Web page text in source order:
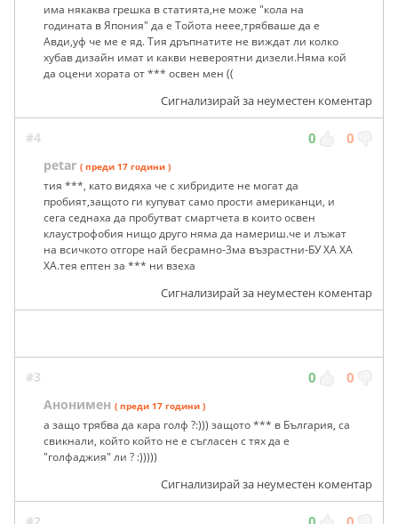
има някаква грешка в статията,не може "кола на
годината в Япония" да е Тойота неее,трябваше да е
Авди,уф че ме е яд. Тия дръпнатите не виждат ли колко
хубав дизайн имат и какви невероятни дизели.Няма кой
да оцени хората от *** освен мен ((
Сигнализирай за неуместен коментар
#4 0 0
petar ( преди 17 години )
тия ***, като видяха че с хибридите не могат да
пробият,защото ги купуват само прости американци, и
сега седнаха да пробутват смартчета в които освен
клаустрофобия нищо друго няма да намериш.че и лъжат
на всичкото отгоре най бесрамно-3ма възрастни-БУ ХА ХА
ХА.тея ептен за *** ни взеха
Сигнализирай за неуместен коментар
#3 0 0
Анонимен ( преди 17 години )
а защо трябва да кара голф ?:))) защото *** в България, са
свикнали, който който не е съгласен с тях да е
"голфаджия" ли ? :)))))
Сигнализирай за неуместен коментар
#2